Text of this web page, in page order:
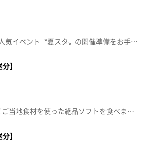
【うっちーの何か困ってません？】楽天イーグルスの人気イベント〝夏スタ〟の開催準備をお手伝い！■夏スタ!STARLIGHT GALAXY 8/23(日)まで【ナマなキッチン】梅生姜ごはん きゅうりとささみの吸い物【デパスパ一番のり！】仙台三越から生中継JAPANESE CURRY FESTIVAL in 仙台【本間ちゃん流 今日の方言五七五】これであなたも方言の達人！？知って納得、聞いて爆笑！今から使える方言の“ツウ”な言い回しを本間ちゃん流に教えちゃいます。【傑作topoぐるめ】■Tea Leafull（名取市美田園）■ケーキハウス フレーズ 将監店（泉区将監）※紹介した催事等は終了している場合があります。※紹介した商品等は取り扱いが終了している場合があります。
】
【東北のソフトクリームを楽しむ！】SA・PAを巡ってご当地食材を使った絶品ソフトを食べまくります「ソフコレ２０２６」で検索【デパスパ一番のり！】イケア仙台から生中継！【ナマなキッチン】トマトにんじんピラフ＆蒸し鶏の夏野菜ソース【本間ちゃん流 今日の方言五七五】これであなたも方言の達人！？知って納得、聞いて爆笑！今から使える方言の“ツウ”な言い回しを本間ちゃん流に教えちゃいます。【おパン】ル・マンジェ LE･MANGER【住所】仙台市青葉区八幡2-4-15 LE･MANGER【営業時間】8:00～19:00【定休日】日曜･祝日【電話番号】022-271-2027※紹介した催事等は終了している場合があります。※紹介した商品等は取り扱いが終了している場合があります。
】